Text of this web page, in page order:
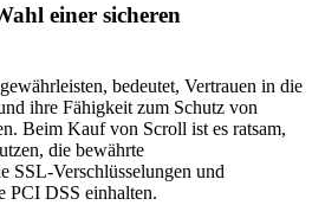
einer sicheren
bedeutet, Vertrauen in die
ihre Fähigkeit zum Schutz von
Beim Kauf von Scroll ist es ratsam,
die bewährte
SSL-Verschlüsselungen und
PCI DSS einhalten.